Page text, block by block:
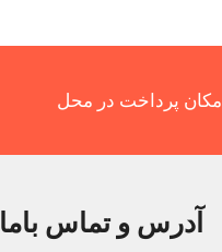
امکان پرداخت در محل
آدرس و تماس باما